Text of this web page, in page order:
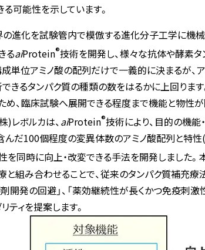
可能性を示しています。
進化を試験管内で模倣する進化分子工学に機
るaiProtein®技術を開発し、様々な抗体や酵素タ
単位アミノ酸の配列だけで一義的に決まるが
きるタンパク質の種類の数をはるかに上回りま
め、臨床試験へ展開できる程度まで機能と物性
)レボルカは、aiProtein®技術により、目的の機
んだ100個程度の変異体数のアミノ酸配列と特
を同時に向上・改変できる手法を開発しました。
と組み合わせることで、従来のタンパク質補充
開発の回避」、「薬効継続性が長くかつ免疫刺
ティを提案します。